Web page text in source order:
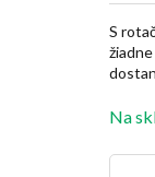
Na
S5